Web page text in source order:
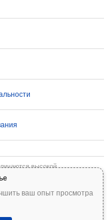
ваш опыт просмотра
высокой
Вы можете потерять
Coinpaprika предоставляется
финансовой или
собственное исследование
финансовым консультантом